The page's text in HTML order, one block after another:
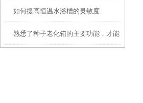
验箱
如何提高恒温水浴槽的灵敏度
熟悉了种子老化箱的主要功能，才能